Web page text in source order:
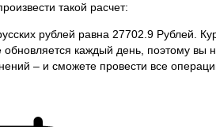
такой расчет:
рублей равна 27702.9 Рублей.
каждый день, поэтому вы
– и сможете провести все